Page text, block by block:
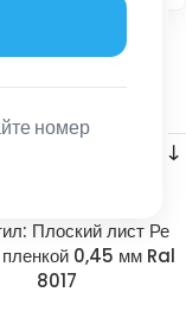
номер
Плоский лист Ре
0,45 мм Ral
8017